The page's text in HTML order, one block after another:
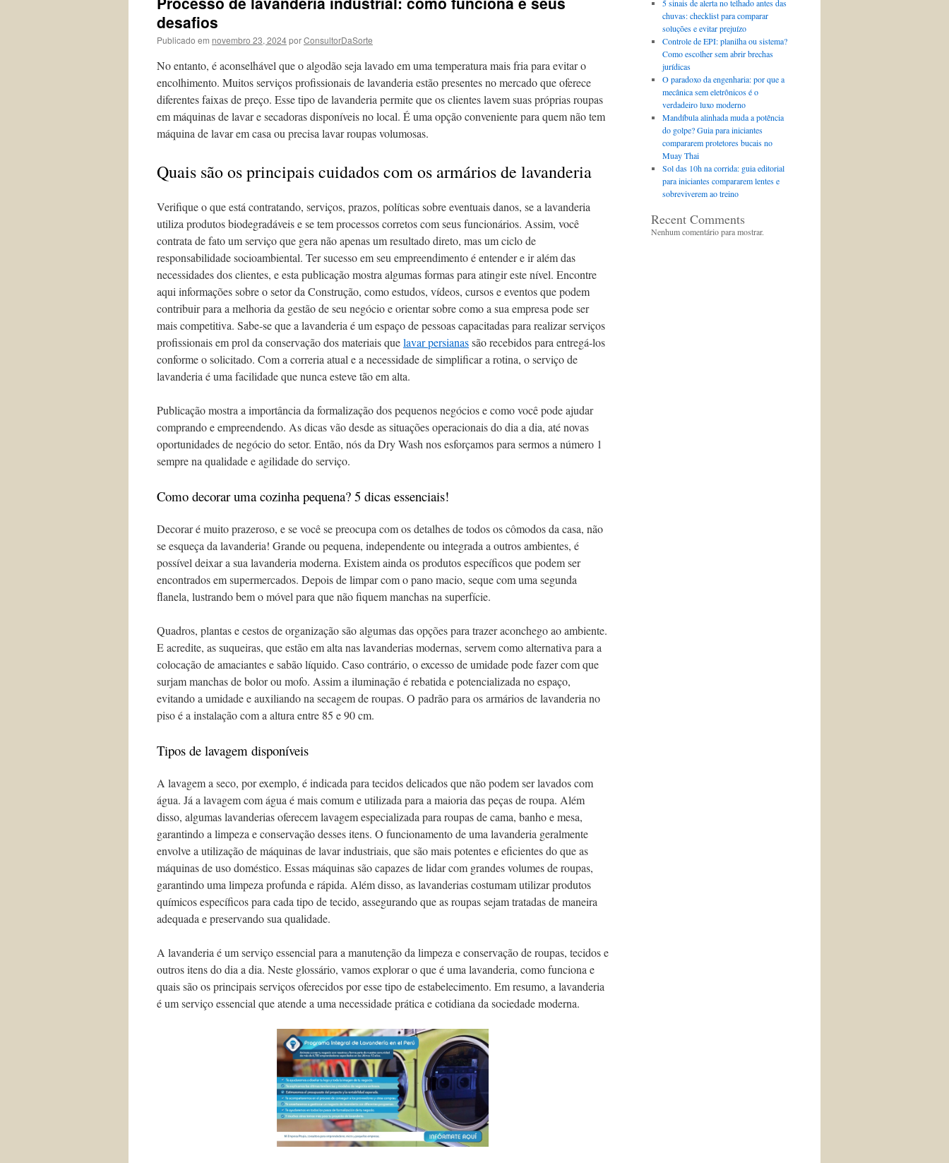
desafios
Publicado em novembro 23, 2024porConsultorDaSorte
No entanto, é aconselhável que o algodão seja lavado em uma temperatura mais fria para evitar o
encolhimento. Muitos serviços profissionais de lavanderia estão presentes no mercado que oferece
diferentes faixas de preço. Esse tipo de lavanderia permite que os clientes lavem suas próprias roupas
em máquinas de lavar e secadoras disponíveis no local. É uma opção conveniente para quem não tem
máquina de lavar em casa ou precisa lavar roupas volumosas.
Quais são os principais cuidados com os armários de lavanderia
Verifique o que está contratando, serviços, prazos, políticas sobre eventuais danos, se a lavanderia
utiliza produtos biodegradáveis e se tem processos corretos com seus funcionários. Assim, você
contrata de fato um serviço que gera não apenas um resultado direto, mas um ciclo de
responsabilidade socioambiental. Ter sucesso em seu empreendimento é entender e ir além das
necessidades dos clientes, e esta publicação mostra algumas formas para atingir este nível. Encontre
aqui informações sobre o setor da Construção, como estudos, vídeos, cursos e eventos que podem
contribuir para a melhoria da gestão de seu negócio e orientar sobre como a sua empresa pode ser
mais competitiva. Sabe-se que a lavanderia é um espaço de pessoas capacitadas para realizar serviços
profissionais em prol da conservação dos materiais quelavar persianassão recebidos para entregá-los
conforme o solicitado. Com a correria atual e a necessidade de simplificar a rotina, o serviço de
lavanderia é uma facilidade que nunca esteve tão em alta.
Publicação mostra a importância da formalização dos pequenos negócios e como você pode ajudar
comprando e empreendendo. As dicas vão desde as situações operacionais do dia a dia, até novas
oportunidades de negócio do setor. Então, nós da Dry Wash nos esforçamos para sermos a número 1
sempre na qualidade e agilidade do serviço.
Como decorar uma cozinha pequena? 5 dicas essenciais!
Decorar é muito prazeroso, e se você se preocupa com os detalhes de todos os cômodos da casa, não
se esqueça da lavanderia! Grande ou pequena, independente ou integrada a outros ambientes, é
possível deixar a sua lavanderia moderna. Existem ainda os produtos específicos que podem ser
encontrados em supermercados. Depois de limpar com o pano macio, seque com uma segunda
flanela, lustrando bem o móvel para que não fiquem manchas na superfície.
Quadros, plantas e cestos de organização são algumas das opções para trazer aconchego ao ambiente.
E acredite, as suqueiras, que estão em alta nas lavanderias modernas, servem como alternativa para a
colocação de amaciantes e sabão líquido. Caso contrário, o excesso de umidade pode fazer com que
surjam manchas de bolor ou mofo. Assim a iluminação é rebatida e potencializada no espaço,
evitando a umidade e auxiliando na secagem de roupas. O padrão para os armários de lavanderia no
piso é a instalação com a altura entre 85 e 90 cm.
Tipos de lavagem disponíveis
A lavagem a seco, por exemplo, é indicada para tecidos delicados que não podem ser lavados com
água. Já a lavagem com água é mais comum e utilizada para a maioria das peças de roupa. Além
disso, algumas lavanderias oferecem lavagem especializada para roupas de cama, banho e mesa,
garantindo a limpeza e conservação desses itens. O funcionamento de uma lavanderia geralmente
envolve a utilização de máquinas de lavar industriais, que são mais potentes e eficientes do que as
máquinas de uso doméstico. Essas máquinas são capazes de lidar com grandes volumes de roupas,
garantindo uma limpeza profunda e rápida. Além disso, as lavanderias costumam utilizar produtos
químicos específicos para cada tipo de tecido, assegurando que as roupas sejam tratadas de maneira
adequada e preservando sua qualidade.
A lavanderia é um serviço essencial para a manutenção da limpeza e conservação de roupas, tecidos e
outros itens do dia a dia. Neste glossário, vamos explorar o que é uma lavanderia, como funciona e
quais são os principais serviços oferecidos por esse tipo de estabelecimento. Em resumo, a lavanderia
é um serviço essencial que atende a uma necessidade prática e cotidiana da sociedade moderna.
5 sinais de alerta no telhado antes das
chuvas: checklist para comparar
soluções e evitar prejuízo
Controle de EPI: planilha ou sistema?
Como escolher sem abrir brechas
jurídicas
O paradoxo da engenharia: por que a
mecânica sem eletrônicos é o
verdadeiro luxo moderno
Mandíbula alinhada muda a potência
do golpe? Guia para iniciantes
compararem protetores bucais no
Muay Thai
Sol das 10h na corrida: guia editorial
para iniciantes compararem lentes e
sobreviverem ao treino
Recent Comments
Nenhum comentário para mostrar.